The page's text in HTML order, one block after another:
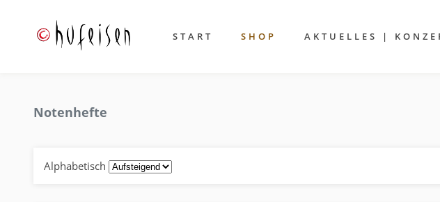
START SHOP AKTUELLES |
Notenhefte
Alphabetisch